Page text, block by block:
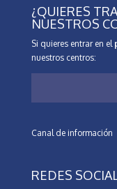
¿QUIERES
NUESTROS
Si quieres entrar en el
nuestros centros:
Canal de información
REDES